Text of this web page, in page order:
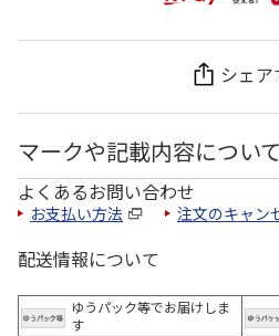
シェア
マークや記載内容について
よくあるお問い合わせ
お支払い方法 注文のキャン
配送情報について
ゆうパック等でお届けしま
す